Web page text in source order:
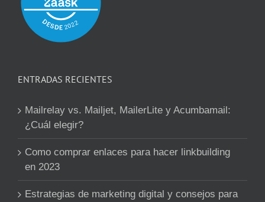
ENTRADAS RECIENTES
Mailrelay vs. Mailjet, MailerLite y Acumbamail:
¿Cuál elegir?
Como comprar enlaces para hacer linkbuilding
en 2023
Estrategias de marketing digital y consejos para